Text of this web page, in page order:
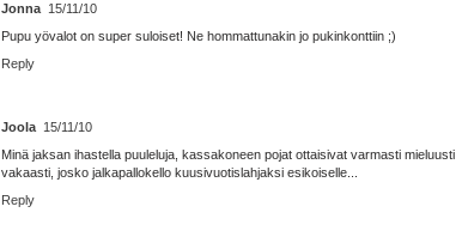
Jonna 15/11/10
Pupu yövalot on super suloiset! Ne hommattunakin jo pukinkonttiin ;)
Reply
Joola 15/11/10
Minä jaksan ihastella puuleluja, kassakoneen pojat ottaisivat varmasti
vakaasti, josko jalkapallokello kuusivuotislahjaksi esikoiselle...
Reply